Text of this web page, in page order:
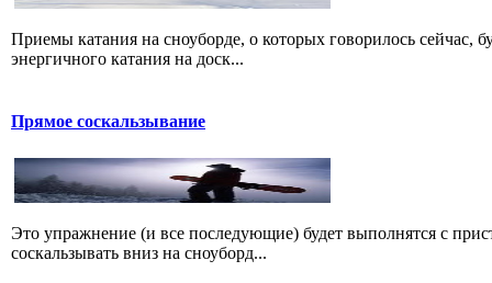
Приемы катания на сноуборде, о которых говорилось сейчас,
энергичного катания на доск...
Прямое соскальзывание
Это упражнение (и все последующие) будет выполнятся с
соскальзывать вниз на сноуборд...